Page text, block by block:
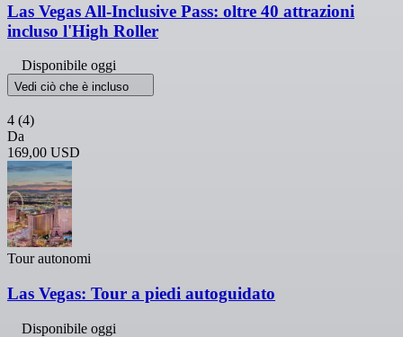
Las Vegas All-Inclusive Pass: oltre 40 attrazioni
incluso l'High Roller
Disponibile oggi
Vedi ciò che è incluso
4 (4)
Da
169,00 USD
Tour autonomi
Las Vegas: Tour a piedi autoguidato
Disponibile oggi